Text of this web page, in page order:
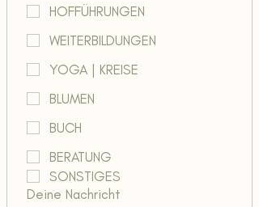
HOFFÜHRUNGEN
WEITERBILDUNGEN
YOGA | KREISE
BLUMEN
BUCH
BERATUNG
SONSTIGES
Deine Nachricht